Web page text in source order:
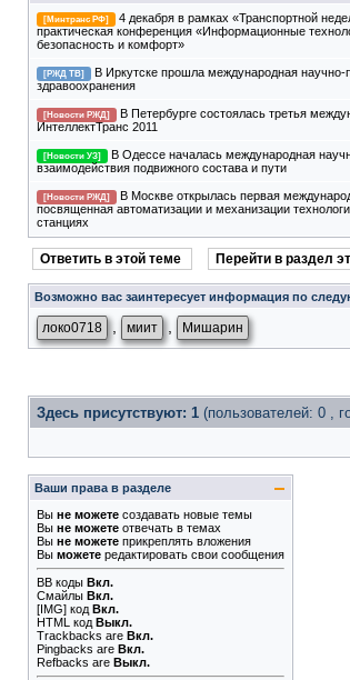
[Минтранс РФ]
4 декабря в рамках «Транспортной
практическая конференция «Информационные
безопасность и комфорт»
[РЖД ТВ]
В Иркутске прошла международная научно-
здравоохранения
[Новости РЖД]
В Петербурге состоялась третья
ИнтеллектТранс 2011
[Новости УЗ]
В Одессе началась международная
взаимодействия подвижного состава и пути
[Новости РЖД]
В Москве открылась первая
посвященная автоматизации и механизации
станциях
Ответить в этой теме Перейти в раздел
Возможно вас заинтересует информация по
локо0718 миит Мишарин
Здесь присутствуют: 1 (пользователей: 0 ,
Ваши права в разделе
Вы не можете создавать новые темы
Вы не можете отвечать в темах
Вы не можете прикреплять вложения
Вы можете редактировать свои сообщения
BB коды Вкл.
Смайлы Вкл.
[IMG] код Вкл.
HTML код Выкл.
Trackbacks are Вкл.
Pingbacks are Вкл.
Refbacks are Выкл.